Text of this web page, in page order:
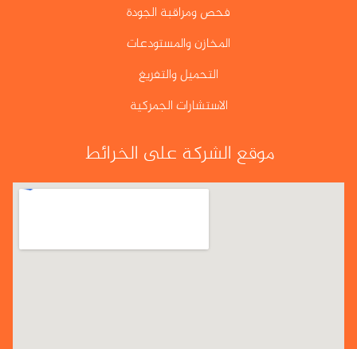
فحص ومراقبة الجودة
المخازن والمستودعات
التحميل والتفريغ
الاستشارات الجمركية
موقع الشركة على الخرائط